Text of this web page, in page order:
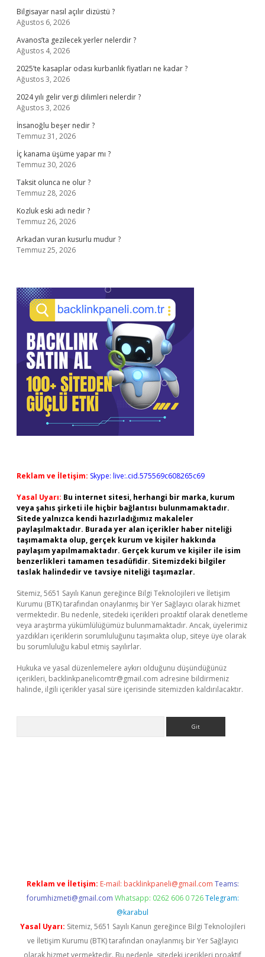
Bilgisayar nasıl açılır dizüstü ?
Ağustos 6, 2026
Avanos’ta gezilecek yerler nelerdir ?
Ağustos 4, 2026
2025’te kasaplar odası kurbanlık fiyatları ne kadar ?
Ağustos 3, 2026
2024 yılı gelir vergi dilimleri nelerdir ?
Ağustos 3, 2026
İnsanoğlu beşer nedir ?
Temmuz 31, 2026
İç kanama üşüme yapar mı ?
Temmuz 30, 2026
Taksit olunca ne olur ?
Temmuz 28, 2026
Kozluk eski adı nedir ?
Temmuz 26, 2026
Arkadan vuran kusurlu mudur ?
Temmuz 25, 2026
Reklam ve İletişim: Skype: live:.cid.575569c608265c69
Yasal Uyarı: Bu internet sitesi, herhangi bir marka, kurum
veya şahıs şirketi ile hiçbir bağlantısı bulunmamaktadır.
Sitede yalnızca kendi hazırladığımız makaleler
paylaşılmaktadır. Burada yer alan içerikler haber niteliği
taşımamakta olup, gerçek kurum ve kişiler hakkında
paylaşım yapılmamaktadır. Gerçek kurum ve kişiler ile isim
benzerlikleri tamamen tesadüfidir. Sitemizdeki bilgiler
taslak halindedir ve tavsiye niteliği taşımazlar.
Sitemiz, 5651 Sayılı Kanun gereğince Bilgi Teknolojileri ve İletişim
Kurumu (BTK) tarafından onaylanmış bir Yer Sağlayıcı olarak hizmet
vermektedir. Bu nedenle, sitedeki içerikleri proaktif olarak denetleme
veya araştırma yükümlülüğümüz bulunmamaktadır. Ancak, üyelerimiz
yazdıkları içeriklerin sorumluluğunu taşımakta olup, siteye üye olarak
bu sorumluluğu kabul etmiş sayılırlar.
Hukuka ve yasal düzenlemelere aykırı olduğunu düşündüğünüz
içerikleri, backlinkpanelicomtr@gmail.com adresine bildirmeniz
halinde, ilgili içerikler yasal süre içerisinde sitemizden kaldırılacaktır.
Reklam ve İletişim: E-mail: backlinkpaneli@gmail.com Teams:
forumhizmeti@gmail.com Whatsapp: 0262 606 0 726 Telegram:
@karabul
Yasal Uyarı: Sitemiz, 5651 Sayılı Kanun gereğince Bilgi Teknolojileri
ve İletişim Kurumu (BTK) tarafından onaylanmış bir Yer Sağlayıcı
olarak hizmet vermektedir. Bu nedenle, sitedeki içerikleri proaktif